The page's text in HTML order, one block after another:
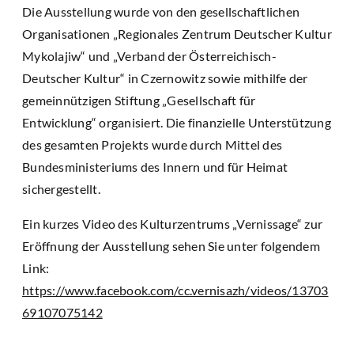
Die Ausstellung wurde von den gesellschaftlichen
Organisationen „Regionales Zentrum Deutscher Kultur
Mykolajiw“ und „Verband der Österreichisch-
Deutscher Kultur“ in Czernowitz sowie mithilfe der
gemeinnützigen Stiftung „Gesellschaft für
Entwicklung“ organisiert. Die finanzielle Unterstützung
des gesamten Projekts wurde durch Mittel des
Bundesministeriums des Innern und für Heimat
sichergestellt.
Ein kurzes Video des Kulturzentrums „Vernissage“ zur
Eröffnung der Ausstellung sehen Sie unter folgendem
Link:
https://www.facebook.com/cc.vernisazh/videos/13703
69107075142